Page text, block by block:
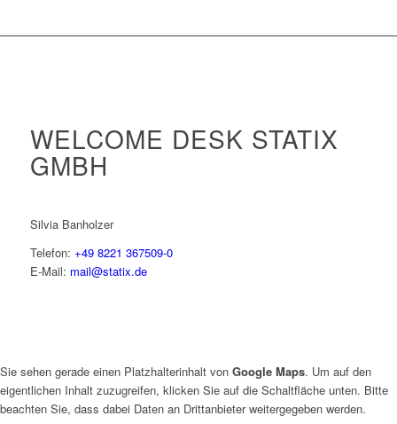
WELCOME DESK STATIX
GMBH
Silvia Banholzer
Telefon: +49 8221 367509-0
E-Mail: mail@statix.de
Sie sehen gerade einen Platzhalterinhalt von Google Maps. Um auf den
eigentlichen Inhalt zuzugreifen, klicken Sie auf die Schaltfläche unten. Bitte
beachten Sie, dass dabei Daten an Drittanbieter weitergegeben werden.